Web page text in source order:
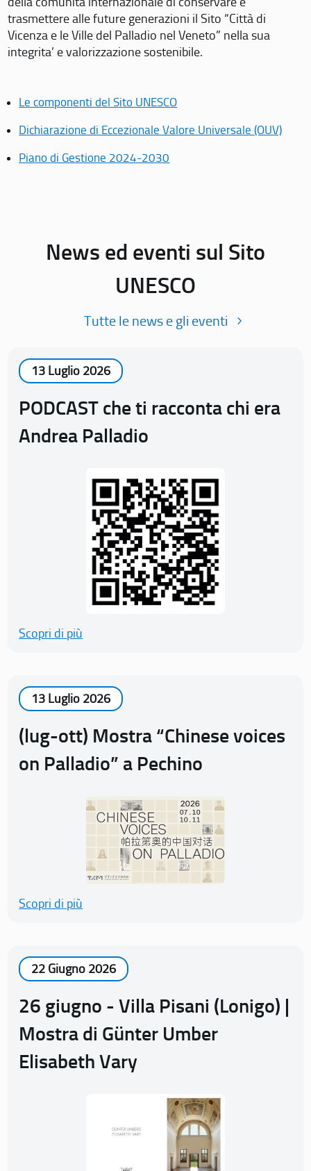
trasmettere alle future generazioni il Sito “Città di
Vicenza e le Ville del Palladio nel Veneto” nella sua
integrita’ e valorizzazione sostenibile.
Le componenti del Sito UNESCO
Dichiarazione di Eccezionale Valore Universale (OUV)
Piano di Gestione 2024-2030
News ed eventi sul Sito
UNESCO
Tutte le news e gli eventi
13 Luglio 2026
PODCAST che ti racconta chi era
Andrea Palladio
Scopri di più
13 Luglio 2026
(lug-ott) Mostra “Chinese voices
on Palladio” a Pechino
Scopri di più
22 Giugno 2026
26 giugno - Villa Pisani (Lonigo) |
Mostra di Günter Umber
Elisabeth Vary